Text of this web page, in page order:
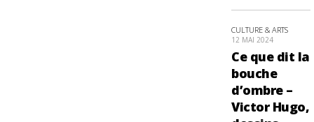
CULTURE & ARTS
12 MAI 2024
Ce que dit la
bouche
d’ombre –
Victor Hugo,